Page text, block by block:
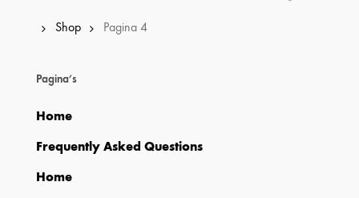
Shop Pagina 4
Pagina’s
Home
Frequently Asked Questions
Home